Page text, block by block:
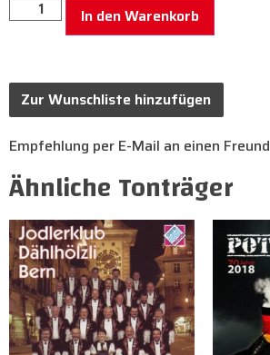
In den Warenkorb
Zur Wunschliste hinzufügen
Empfehlung per E-Mail an einen Freund
Ähnliche Tonträger